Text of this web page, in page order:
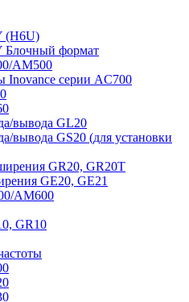
(H6U)
Блочный формат
AM500
Inovance серии AC700
вывода GL20
вывода GS20 (для установки
GR20, GR20T
GE20, GE21
AM600
GR10